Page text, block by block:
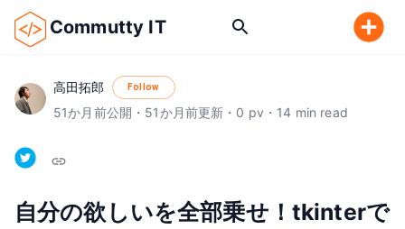
Commutty IT
高田拓郎 Follow
51か月前公開 ・ 51か月前更新 ・ 0 pv ・ 14 min read
自分の欲しいを全部乗せ！tkinterで